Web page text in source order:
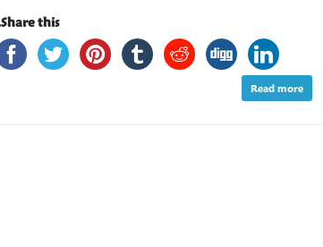
Share this...
Read more